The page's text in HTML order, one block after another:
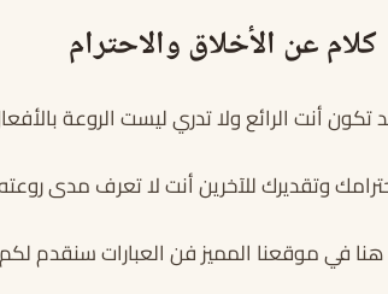
كلام عن الأخلاق والاحترام
تكون أنت الرائع ولا تدري ليست الروعة
وتقديرك للآخرين أنت لا تعرف مدى
في موقعنا المميز فن العبارات سنقدم